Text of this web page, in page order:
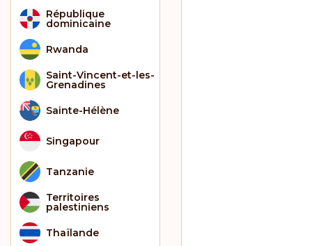
République
dominicaine
Rwanda
Saint-Vincent-et-les-
Grenadines
Sainte-Hélène
Singapour
Tanzanie
Territoires
palestiniens
Thaïlande